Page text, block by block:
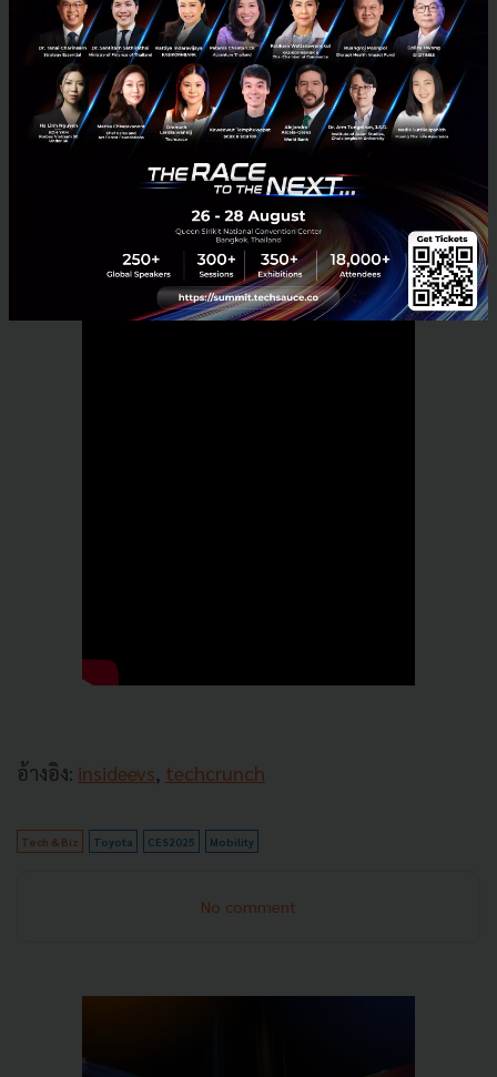
ผ่านจากบริษัทผู้ผลิตรถยนต์ไปสู่บริษัท Mobility ของโตโย
ต้า ซึ่งไม่เพียงแต่จะช่วยให้โตโยต้าแข่งขันในตลาดโลกได้
แต่ยังเป็นก้าวสำคัญในการสร้างอนาคตที่ยั่งยืนสำหรับ
มนุษยชาติอีกด้วย
ในอีกไม่กี่ปีข้างหน้า เราอาจจะได้เห็น Woven City กลาย
เป็นต้นแบบของเมืองแห่งอนาคต ที่เทคโนโลยีและชีวิต
มนุษย์สามารถอยู่ร่วมกันได้อย่างลงตัว
อ้างอิง: insideevs, techcrunch
Tech & Biz Toyota CES2025 Mobility
No comment